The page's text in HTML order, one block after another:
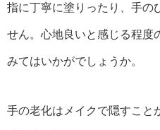
指に丁寧に塗りったり、手の
せん。心地良いと感じる程度
みてはいかがでしょうか。
手の老化はメイクで隠すこと